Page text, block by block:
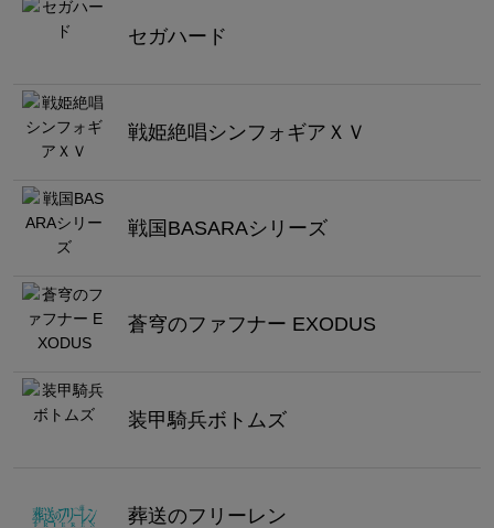
セガハード
戦姫絶唱シンフォギアＸＶ
戦国BASARAシリーズ
蒼穹のファフナー EXODUS
装甲騎兵ボトムズ
葬送のフリーレン